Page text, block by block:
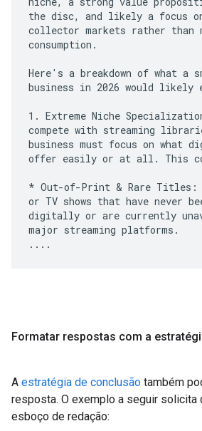
the disc, and likely a focus
collector markets rather than
consumption.
Here's a breakdown of what a
business in 2026 would likely
1. Extreme Niche
compete with streaming
business must focus on what
offer easily or at all. This
* Out-of-Print & Rare Titles:
or TV shows that have never
digitally or are currently
major streaming platforms.
Formatar respostas com a
A estratégia de conclusão também
resposta. O exemplo a seguir solicita
esboço de redação: